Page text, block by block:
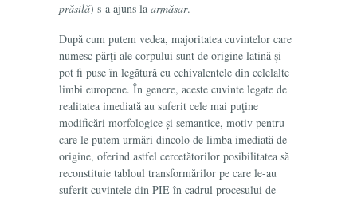
prăsilă) s-a ajuns la armăsar.
După cum putem vedea, majoritatea cuvintelor care
numesc părţi ale corpului sunt de origine latină și
pot fi puse în legătură cu echivalentele din celelalte
limbi europene. În genere, aceste cuvinte legate de
realitatea imediată au suferit cele mai puţine
modificări morfologice și semantice, motiv pentru
care le putem urmări dincolo de limba imediată de
origine, oferind astfel cercetătorilor posibilitatea să
reconstituie tabloul transformărilor pe care le-au
suferit cuvintele din PIE în cadrul procesului de